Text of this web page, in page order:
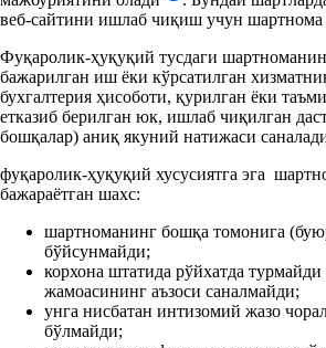
веб-сайтини ишлаб чиқиш учун
Фуқаролик-ҳуқуқий тусдаги
бажарилган иш ёки кўрсатилган
бухгалтерия ҳисоботи, қурилган ёки
етказиб берилган юк, ишлаб чиқилган
бошқалар) аниқ якуний натижаси
фуқаролик-ҳуқуқий хусусиятга эга
бажараётган шахс:
шартноманинг бошқа томонига
бўйсунмайди;
корхона штатида рўйхатда турмайди
жамоасининг аъзоси саналмайди;
унга нисбатан интизомий жазо
бўлмайди;